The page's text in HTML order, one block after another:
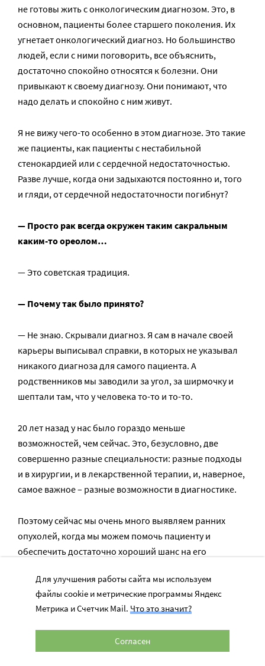
не готовы жить с онкологическим диагнозом. Это, в
основном, пациенты более старшего поколения. Их
угнетает онкологический диагноз. Но большинство
людей, если с ними поговорить, все объяснить,
достаточно спокойно относятся к болезни. Они
привыкают к своему диагнозу. Они понимают, что
надо делать и спокойно с ним живут.
Я не вижу чего-то особенно в этом диагнозе. Это такие
же пациенты, как пациенты с нестабильной
стенокардией или с сердечной недостаточностью.
Разве лучше, когда они задыхаются постоянно и, того
и гляди, от сердечной недостаточности погибнут?
— Просто рак всегда окружен таким сакральным
каким-то ореолом…
— Это советская традиция.
— Почему так было принято?
— Не знаю. Скрывали диагноз. Я сам в начале своей
карьеры выписывал справки, в которых не указывал
никакого диагноза для самого пациента. А
родственников мы заводили за угол, за ширмочку и
шептали там, что у человека то-то и то-то.
20 лет назад у нас было гораздо меньше
возможностей, чем сейчас. Это, безусловно, две
совершенно разные специальности: разные подходы
и в хирургии, и в лекарственной терапии, и, наверное,
самое важное – разные возможности в диагностике.
Поэтому сейчас мы очень много выявляем ранних
опухолей, когда мы можем помочь пациенту и
обеспечить достаточно хороший шанс на его
Раньше возможности диагностики были очень
ограничены, маленькие опухоли было сложно
выявить. И поэтому, когда уже ставился диагноз «рак»,
я думаю, он был на крайней стадии. Это был приговор.
Для улучшения работы сайта мы используем
файлы cookie и метрические программы Яндекс
Метрика и Счетчик Mail. Что это значит?
Согласен